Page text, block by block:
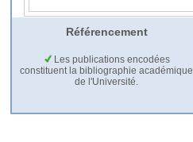
Référencement
Les publications encodées
constituent la bibliographie académique
de l'Université.